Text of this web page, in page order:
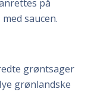
på
saucen.
grøntsager
grønlandske